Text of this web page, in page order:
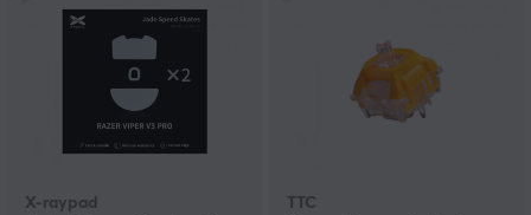
X-raypad TTC